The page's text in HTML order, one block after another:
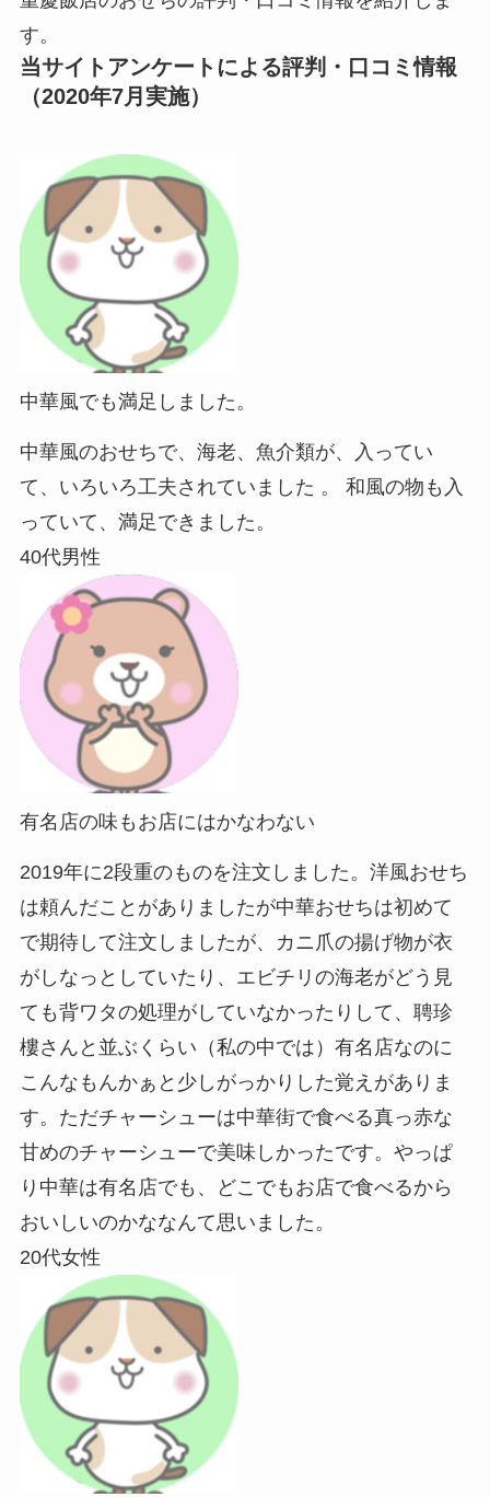
す。
当サイトアンケートによる評判・口コミ情報
（2020年7月実施）
中華風でも満足しました。
中華風のおせちで、海老、魚介類が、入ってい
て、いろいろ工夫されていました 。 和風の物も入
っていて、満足できました。
40代男性
有名店の味もお店にはかなわない
2019年に2段重のものを注文しました。洋風おせち
は頼んだことがありましたが中華おせちは初めて
で期待して注文しましたが、カニ爪の揚げ物が衣
がしなっとしていたり、エビチリの海老がどう見
ても背ワタの処理がしていなかったりして、聘珍
樓さんと並ぶくらい（私の中では）有名店なのに
こんなもんかぁと少しがっかりした覚えがありま
す。ただチャーシューは中華街で食べる真っ赤な
甘めのチャーシューで美味しかったです。やっぱ
り中華は有名店でも、どこでもお店で食べるから
おいしいのかななんて思いました。
20代女性